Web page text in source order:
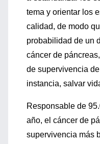
tema y orientar los
calidad, de modo
probabilidad de un
cáncer de
de supervivencia
instancia, salvar
Responsable de
año, el cáncer de
supervivencia más